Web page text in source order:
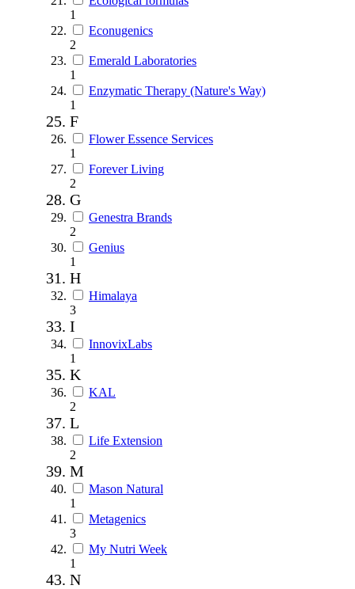
1
Econugenics
2
Emerald Laboratories
1
Enzymatic Therapy (Nature's Way)
1
F
Flower Essence Services
1
Forever Living
2
G
Genestra Brands
2
Genius
1
H
Himalaya
3
I
InnovixLabs
1
K
KAL
2
L
Life Extension
2
M
Mason Natural
1
Metagenics
3
My Nutri Week
1
N